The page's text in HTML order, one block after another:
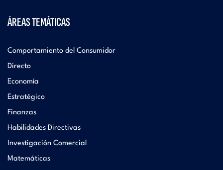
ÁREAS TEMÁTICAS
Comportamiento del Consumidor
Directo
Economía
Estratégico
Finanzas
Habilidades Directivas
Investigación Comercial
Matemáticas